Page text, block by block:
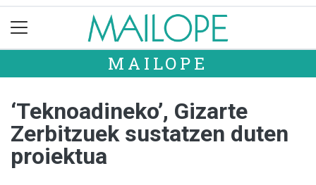
MAILOPE
‘Teknoadineko’, Gizarte
Zerbitzuek sustatzen duten
proiektua